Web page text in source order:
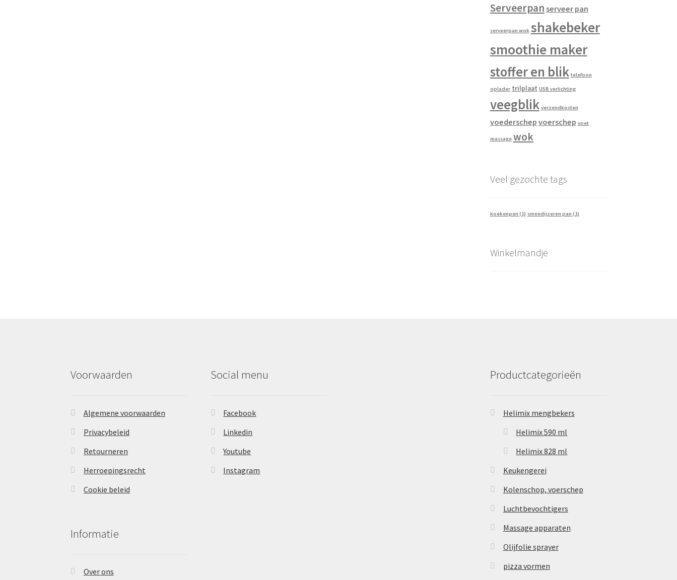
Serveerpan serveer pan
serveerpan wok shakebeker
smoothie maker
stoffer en blik telefoon
oplader trilplaat USB verlichting
veegblik verzendkosten
voederschep voerschep voet
massage wok
Veel gezochte tags
koekenpan (1) smeedijzeren pan (1)
Winkelmandje
Voorwaarden
Algemene voorwaarden
Privacybeleid
Retourneren
Herroepingsrecht
Cookie beleid
Informatie
Over ons
Social menu
Facebook
Linkedin
Youtube
Instagram
Productcategorieën
Helimix mengbekers
Helimix 590 ml
Helimix 828 ml
Keukengerei
Kolenschop, voerschep
Luchtbevochtigers
Massage apparaten
Olijfolie sprayer
pizza vormen